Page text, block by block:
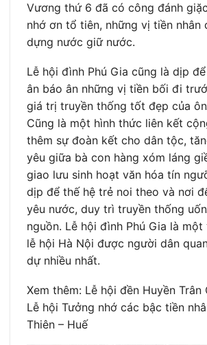
Vương thứ 6 đã có công đánh
nhớ ơn tổ tiên, những vị tiền nhân
dựng nước giữ nước.
Lễ hội đình Phú Gia cũng là dịp
ân báo ân những vị tiền bối đi
giá trị truyền thống tốt đẹp của
Cũng là một hình thức liên kết
thêm sự đoàn kết cho dân tộc,
yêu giữa bà con hàng xóm láng
giao lưu sinh hoạt văn hóa tín
dịp để thế hệ trẻ noi theo và nơi
yêu nước, duy trì truyền thống
nguồn. Lễ hội đình Phú Gia là
lễ hội Hà Nội được người dân
dự nhiều nhất.
Xem thêm: Lễ hội đền Huyền Trân
Lễ hội Tưởng nhớ các bậc tiền
Thiên – Huế